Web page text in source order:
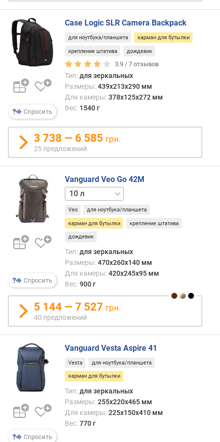
Спросить
Case Logic SLR Camera Backpack
для ноутбука/планшета карман для бутылки
крепление штатива дождевик
3.9 /7 отзывов
Тип: для зеркальных
Размеры: 439x213x290 мм
Для камеры: 378x125x272 мм
Вес: 1540 г
3 738 — 6 585 грн.
25 предложений
Спросить
Vanguard Veo Go 42M
13 л
Veo для ноутбука/планшета
карман для бутылки крепление штатива
дождевик
Тип: для зеркальных
Размеры: 470x260x140 мм
Для камеры: 420x245x95 мм
Вес: 900 г
5 144 — 7 527 грн.
40 предложений
Спросить
Vanguard Vesta Aspire 41
Vesta для ноутбука/планшета
карман для бутылки
Тип: для зеркальных
Размеры: 255x220x465 мм
Для камеры: 225x150x410 мм
Вес: 770 г